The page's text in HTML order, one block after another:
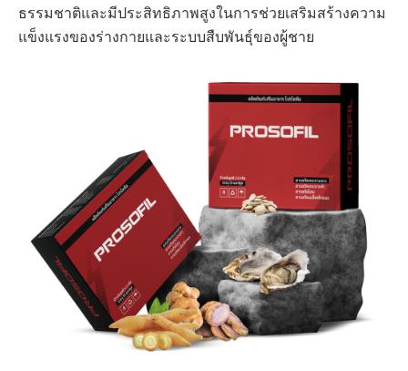
ธรรมชาติและมีประสิทธิภาพสูงในการช่วยเสริมสร้างความ
แข็งแรงของร่างกายและระบบสืบพันธุ์ของผู้ชาย